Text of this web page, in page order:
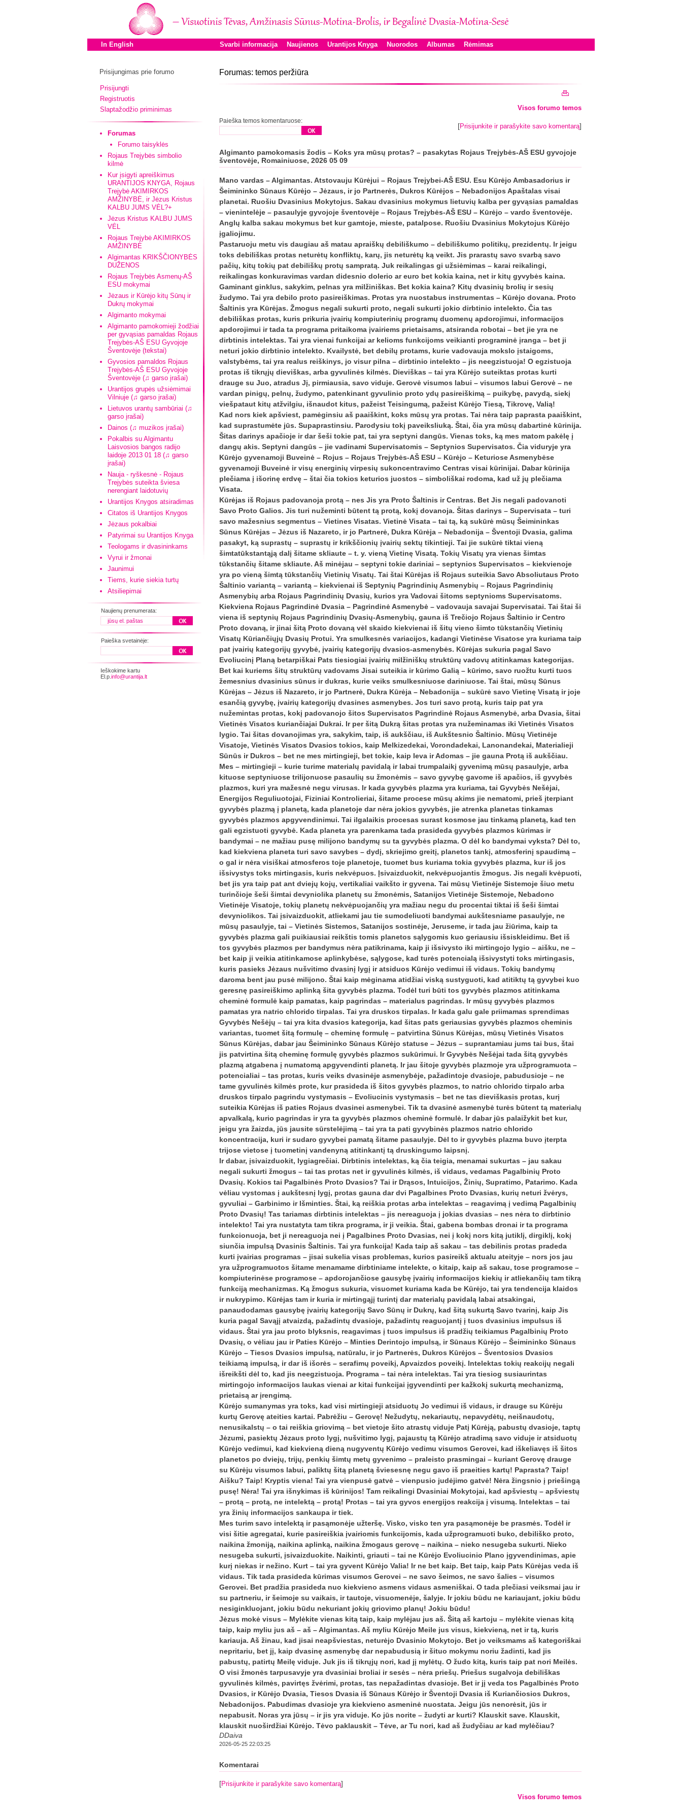
In English Svarbi informacija Naujienos Urantijos Knyga Nuorodos Albumas Rėmimas
Prisijungimas prie forumo
Prisijungti
Registruotis
Slaptažodžio priminimas
Forumas
Forumo taisyklės
Rojaus Trejybės simbolio
kilmė
Kur įsigyti apreiškimus
URANTIJOS KNYGA, Rojaus
Trejybė AKIMIRKOS
AMŽINYBĖ, ir Jėzus Kristus
KALBU JUMS VĖL?+
Jėzus Kristus KALBU JUMS
VĖL
Rojaus Trejybė AKIMIRKOS
AMŽINYBĖ
Algimantas KRIKŠČIONYBĖS
DUŽENOS
Rojaus Trejybės Asmenų-AŠ
ESU mokymai
Jėzaus ir Kūrėjo kitų Sūnų ir
Dukrų mokymai
Algimanto mokymai
Algimanto pamokomieji žodžiai
per gyvąsias pamaldas Rojaus
Trejybės-AŠ ESU Gyvojoje
Šventovėje (tekstai)
Gyvosios pamaldos Rojaus
Trejybės-AŠ ESU Gyvojoje
Šventovėje (♫ garso įrašai)
Urantijos grupės užsiėmimai
Vilniuje (♫ garso įrašai)
Lietuvos urantų sambūriai (♫
garso įrašai)
Dainos (♫ muzikos įrašai)
Pokalbis su Algimantu
Laisvosios bangos radijo
laidoje 2013 01 18 (♫ garso
įrašai)
Nauja - ryškesnė - Rojaus
Trejybės suteikta šviesa
nerengiant laidotuvių
Urantijos Knygos atsiradimas
Citatos iš Urantijos Knygos
Jėzaus pokalbiai
Patyrimai su Urantijos Knyga
Teologams ir dvasininkams
Vyrui ir žmonai
Jaunimui
Tiems, kurie siekia turtų
Atsiliepimai
Naujienų prenumerata:
Paieška svetainėje:
Ieškokime kartu
El.p. info@urantija.lt
Forumas: temos peržiūra
Visos forumo temos
Paieška temos komentaruose:
[Prisijunkite ir parašykite savo komentarą]
Algimanto pamokomasis žodis – Koks yra mūsų protas? – pasakytas Rojaus Trejybės-AŠ ESU gyvojoje
šventovėje, Romainiuose, 2026 05 09
Mano vardas – Algimantas. Atstovauju Kūrėjui – Rojaus Trejybei-AŠ ESU. Esu Kūrėjo Ambasadorius ir
Šeimininko Sūnaus Kūrėjo – Jėzaus, ir jo Partnerės, Dukros Kūrėjos – Nebadonijos Apaštalas visai
planetai. Ruošiu Dvasinius Mokytojus. Sakau dvasinius mokymus lietuvių kalba per gyvąsias pamaldas
– vienintelėje – pasaulyje gyvojoje šventovėje – Rojaus Trejybės-AŠ ESU – Kūrėjo – vardo šventovėje.
Anglų kalba sakau mokymus bet kur gamtoje, mieste, patalpose. Ruošiu Dvasinius Mokytojus Kūrėjo
įgaliojimu.
Pastaruoju metu vis daugiau aš matau apraiškų debiliškumo – debiliškumo politikų, prezidentų. Ir jeigu
toks debiliškas protas neturėtų konfliktų, karų, jis neturėtų ką veikt. Jis prarastų savo svarbą savo
pačių, kitų tokių pat debiliškų protų sampratą. Juk reikalingas gi užsiėmimas – karai reikalingi,
reikalingas konkuravimas vardan didesnio dolerio ar euro bet kokia kaina, net ir kitų gyvybės kaina.
Gaminant ginklus, sakykim, pelnas yra milžiniškas. Bet kokia kaina? Kitų dvasinių brolių ir sesių
žudymo. Tai yra debilo proto pasireiškimas. Protas yra nuostabus instrumentas – Kūrėjo dovana. Proto
Šaltinis yra Kūrėjas. Žmogus negali sukurti proto, negali sukurti jokio dirbtinio intelekto. Čia tas
debiliškas protas, kuris prikuria įvairių kompiuterinių programų duomenų apdorojimui, informacijos
apdorojimui ir tada ta programa pritaikoma įvairiems prietaisams, atsiranda robotai – bet jie yra ne
dirbtinis intelektas. Tai yra vienai funkcijai ar kelioms funkcijoms veikianti programinė įranga – bet ji
neturi jokio dirbtinio intelekto. Kvailystė, bet debilų protams, kurie vadovauja mokslo įstaigoms,
valstybėms, tai yra realus reiškinys, jo visur pilna – dirbtinio intelekto – jis neegzistuoja! O egzistuoja
protas iš tikrųjų dieviškas, arba gyvulinės kilmės. Dieviškas – tai yra Kūrėjo suteiktas protas kurti
drauge su Juo, atradus Jį, pirmiausia, savo viduje. Gerovė visumos labui – visumos labui Gerovė – ne
vardan pinigų, pelnų, žudymo, patenkinant gyvulinio proto ydų pasireiškimą – puikybę, pavydą, siekį
viešpataut kitų atžvilgiu, išnaudot kitus, pažeist Teisingumą, pažeist Kūrėjo Tiesą, Tikrovę, Valią!
Kad nors kiek apšviest, pamėginsiu aš paaiškint, koks mūsų yra protas. Tai nėra taip paprasta paaiškint,
kad suprastumėte jūs. Supaprastinsiu. Parodysiu tokį paveiksliuką. Štai, čia yra mūsų dabartinė kūrinija.
Šitas darinys apačioje ir dar šeši tokie pat, tai yra septyni dangūs. Vienas toks, ką mes matom pakėlę į
dangų akis. Septyni dangūs – jie vadinami Supervisatomis – Septynios Supervisatos. Čia viduryje yra
Kūrėjo gyvenamoji Buveinė – Rojus – Rojaus Trejybės-AŠ ESU – Kūrėjo – Keturiose Asmenybėse
gyvenamoji Buveinė ir visų energinių virpesių sukoncentravimo Centras visai kūrinijai. Dabar kūrinija
plečiama į išorinę erdvę – štai čia tokios keturios juostos – simboliškai rodoma, kad už jų plečiama
Visata.
Kūrėjas iš Rojaus padovanoja protą – nes Jis yra Proto Šaltinis ir Centras. Bet Jis negali padovanoti
Savo Proto Galios. Jis turi nužeminti būtent tą protą, kokį dovanoja. Šitas darinys – Supervisata – turi
savo mažesnius segmentus – Vietines Visatas. Vietinė Visata – tai tą, ką sukūrė mūsų Šeimininkas
Sūnus Kūrėjas – Jėzus iš Nazareto, ir jo Partnerė, Dukra Kūrėja – Nebadonija – Šventoji Dvasia, galima
pasakyt, ką suprastų – suprastų ir krikščionių įvairių sektų tikintieji. Tai jie sukūrė tiktai vieną
šimtatūkstantąją dalį šitame skliaute – t. y. vieną Vietinę Visatą. Tokių Visatų yra vienas šimtas
tūkstančių šitame skliaute. Aš minėjau – septyni tokie dariniai – septynios Supervisatos – kiekvienoje
yra po vieną šimtą tūkstančių Vietinių Visatų. Tai štai Kūrėjas iš Rojaus suteikia Savo Absoliutaus Proto
Šaltinio variantą – variantą – kiekvienai iš Septynių Pagrindinių Asmenybių – Rojaus Pagrindinių
Asmenybių arba Rojaus Pagrindinių Dvasių, kurios yra Vadovai šitoms septynioms Supervisatoms.
Kiekviena Rojaus Pagrindinė Dvasia – Pagrindinė Asmenybė – vadovauja savajai Supervisatai. Tai štai ši
viena iš septynių Rojaus Pagrindinių Dvasių-Asmenybių, gauna iš Trečiojo Rojaus Šaltinio ir Centro
Proto dovaną, ir jinai šitą Proto dovaną vėl skaido kiekvienai iš šitų vieno šimto tūkstančių Vietinių
Visatų Kūriančiųjų Dvasių Protui. Yra smulkesnės variacijos, kadangi Vietinėse Visatose yra kuriama taip
pat įvairių kategorijų gyvybė, įvairių kategorijų dvasios-asmenybės. Kūrėjas sukuria pagal Savo
Evoliucinį Planą betarpiškai Pats tiesiogiai įvairių milžiniškų struktūrų vadovų atitinkamas kategorijas.
Bet kai kuriems šitų struktūrų vadovams Jisai suteikia ir kūrimo Galią – kūrimo, savo ruožtu kurti tuos
žemesnius dvasinius sūnus ir dukras, kurie veiks smulkesniuose dariniuose. Tai štai, mūsų Sūnus
Kūrėjas – Jėzus iš Nazareto, ir jo Partnerė, Dukra Kūrėja – Nebadonija – sukūrė savo Vietinę Visatą ir joje
esančią gyvybę, įvairių kategorijų dvasines asmenybes. Jos turi savo protą, kuris taip pat yra
nužemintas protas, kokį padovanojo šitos Supervisatos Pagrindinė Rojaus Asmenybė, arba Dvasia, šitai
Vietinės Visatos kuriančiajai Dukrai. Ir per šitą Dukrą šitas protas yra nužeminamas iki Vietinės Visatos
lygio. Tai šitas dovanojimas yra, sakykim, taip, iš aukščiau, iš Aukštesnio Šaltinio. Mūsų Vietinėje
Visatoje, Vietinės Visatos Dvasios tokios, kaip Melkizedekai, Vorondadekai, Lanonandekai, Materialieji
Sūnūs ir Dukros – bet ne mes mirtingieji, bet tokie, kaip Ieva ir Adomas – jie gauna Protą iš aukščiau.
Mes – mirtingieji – kurie turime materialų pavidalą ir labai trumpalaikį gyvenimą mūsų pasaulyje, arba
kituose septyniuose trilijonuose pasaulių su žmonėmis – savo gyvybę gavome iš apačios, iš gyvybės
plazmos, kuri yra mažesnė negu virusas. Ir kada gyvybės plazma yra kuriama, tai Gyvybės Nešėjai,
Energijos Reguliuotojai, Fiziniai Kontrolieriai, šitame procese mūsų akims jie nematomi, prieš įterpiant
gyvybės plazmą į planetą, kada planetoje dar nėra jokios gyvybės, jie atrenka planetas tinkamas
gyvybės plazmos apgyvendinimui. Tai ilgalaikis procesas surast kosmose jau tinkamą planetą, kad ten
gali egzistuoti gyvybė. Kada planeta yra parenkama tada prasideda gyvybės plazmos kūrimas ir
bandymai – ne mažiau pusę milijono bandymų su ta gyvybės plazma. O dėl ko bandymai vyksta? Dėl to,
kad kiekviena planeta turi savo savybes – dydį, skriejimo greitį, planetos tankį, atmosferinį spaudimą –
o gal ir nėra visiškai atmosferos toje planetoje, tuomet bus kuriama tokia gyvybės plazma, kur iš jos
išsivystys toks mirtingasis, kuris nekvėpuos. Įsivaizduokit, nekvėpuojantis žmogus. Jis negali kvėpuoti,
bet jis yra taip pat ant dviejų kojų, vertikaliai vaikšto ir gyvena. Tai mūsų Vietinėje Sistemoje šiuo metu
turinčioje šeši šimtai devyniolika planetų su žmonėmis, Satanijos Vietinėje Sistemoje, Nebadono
Vietinėje Visatoje, tokių planetų nekvėpuojančių yra mažiau negu du procentai tiktai iš šeši šimtai
devyniolikos. Tai įsivaizduokit, atliekami jau tie sumodeliuoti bandymai aukštesniame pasaulyje, ne
mūsų pasaulyje, tai – Vietinės Sistemos, Satanijos sostinėje, Jeruseme, ir tada jau žiūrima, kaip ta
gyvybės plazma gali puikiausiai reikštis tomis planetos sąlygomis kuo geriausiu išsiskleidimu. Bet iš
tos gyvybės plazmos per bandymus nėra patikrinama, kaip ji išsivysto iki mirtingojo lygio – aišku, ne –
bet kaip ji veikia atitinkamose aplinkybėse, sąlygose, kad turės potencialą išsivystyti toks mirtingasis,
kuris pasieks Jėzaus nušvitimo dvasinį lygį ir atsiduos Kūrėjo vedimui iš vidaus. Tokių bandymų
daroma bent jau pusė milijono. Štai kaip mėginama atidžiai viską sustyguoti, kad atitiktų tą gyvybei kuo
geresnę pasireiškimo aplinką šita gyvybės plazma. Todėl turi būti tos gyvybės plazmos atitinkama
cheminė formulė kaip pamatas, kaip pagrindas – materialus pagrindas. Ir mūsų gyvybės plazmos
pamatas yra natrio chlorido tirpalas. Tai yra druskos tirpalas. Ir kada galu gale priimamas sprendimas
Gyvybės Nešėjų – tai yra kita dvasios kategorija, kad šitas pats geriausias gyvybės plazmos cheminis
variantas, tuomet šitą formulę – cheminę formulę – patvirtina Sūnus Kūrėjas, mūsų Vietinės Visatos
Sūnus Kūrėjas, dabar jau Šeimininko Sūnaus Kūrėjo statuse – Jėzus – suprantamiau jums tai bus, štai
jis patvirtina šitą cheminę formulę gyvybės plazmos sukūrimui. Ir Gyvybės Nešėjai tada šitą gyvybės
plazmą atgabena į numatomą apgyvendinti planetą. Ir jau šitoje gyvybės plazmoje yra užprogramuota –
potencialiai – tas protas, kuris veiks dvasinėje asmenybėje, pažadintoje dvasioje, pabudusioje – ne
tame gyvulinės kilmės prote, kur prasideda iš šitos gyvybės plazmos, to natrio chlorido tirpalo arba
druskos tirpalo pagrindu vystymasis – Evoliucinis vystymasis – bet ne tas dieviškasis protas, kurį
suteikia Kūrėjas iš paties Rojaus dvasinei asmenybei. Tik ta dvasinė asmenybė turės būtent tą materialų
apvalkalą, kurio pagrindas ir yra ta gyvybės plazmos cheminė formulė. Ir dabar jūs palaižykit bet kur,
jeigu yra žaizda, jūs jausite sūrstelėjimą – tai yra ta pati gyvybinės plazmos natrio chlorido
koncentracija, kuri ir sudaro gyvybei pamatą šitame pasaulyje. Dėl to ir gyvybės plazma buvo įterpta
trijose vietose į tuometinį vandenyną atitinkantį tą druskingumo laipsnį.
Ir dabar, įsivaizduokit, lygiagrečiai. Dirbtinis intelektas, ką čia teigia, menamai sukurtas – jau sakau
negali sukurti žmogus – tai tas protas net ir gyvulinės kilmės, iš vidaus, vedamas Pagalbinių Proto
Dvasių. Kokios tai Pagalbinės Proto Dvasios? Tai ir Drąsos, Intuicijos, Žinių, Supratimo, Patarimo. Kada
vėliau vystomas į aukštesnį lygį, protas gauna dar dvi Pagalbines Proto Dvasias, kurių neturi žvėrys,
gyvuliai – Garbinimo ir Išminties. Štai, ką reiškia protas arba intelektas – reagavimą į vedimą Pagalbinių
Proto Dvasių! Tas tariamas dirbtinis intelektas – jis nereaguoja į jokias dvasias – nes nėra to dirbtinio
intelekto! Tai yra nustatyta tam tikra programa, ir ji veikia. Štai, gabena bombas dronai ir ta programa
funkcionuoja, bet ji nereaguoja nei į Pagalbines Proto Dvasias, nei į kokį nors kitą jutiklį, dirgiklį, kokį
siunčia impulsą Dvasinis Šaltinis. Tai yra funkcija! Kada taip aš sakau – tas debilinis protas pradeda
kurti įvairias programas – jisai sukelia visas problemas, kurios pasireikš aktualu ateityje – nors jos jau
yra užprogramuotos šitame menamame dirbtiniame intelekte, o kitaip, kaip aš sakau, tose programose –
kompiuterinėse programose – apdorojančiose gausybę įvairių informacijos kiekių ir atliekančių tam tikrą
funkciją mechanizmas. Ką žmogus sukuria, visuomet kuriama kada be Kūrėjo, tai yra tendencija klaidos
ir nukrypimo. Kūrėjas tam ir kuria ir mirtingąjį turintį dar materialų pavidalą labai atsakingai,
panaudodamas gausybę įvairių kategorijų Savo Sūnų ir Dukrų, kad šitą sukurtą Savo tvarinį, kaip Jis
kuria pagal Savąjį atvaizdą, pažadintų dvasioje, pažadintų reaguojantį į tuos dvasinius impulsus iš
vidaus. Štai yra jau proto blyksnis, reagavimas į tuos impulsus iš pradžių teikiamus Pagalbinių Proto
Dvasių, o vėliau jau ir Paties Kūrėjo – Minties Derintojo impulsą, ir Sūnaus Kūrėjo – Šeimininko Sūnaus
Kūrėjo – Tiesos Dvasios impulsą, natūralu, ir jo Partnerės, Dukros Kūrėjos – Šventosios Dvasios
teikiamą impulsą, ir dar iš išorės – serafimų poveikį, Apvaizdos poveikį. Intelektas tokių reakcijų negali
išreikšti dėl to, kad jis neegzistuoja. Programa – tai nėra intelektas. Tai yra tiesiog susiaurintas
mirtingojo informacijos laukas vienai ar kitai funkcijai įgyvendinti per kažkokį sukurtą mechanizmą,
prietaisą ar įrengimą.
Kūrėjo sumanymas yra toks, kad visi mirtingieji atsiduotų Jo vedimui iš vidaus, ir drauge su Kūrėju
kurtų Gerovę ateities kartai. Pabrėžiu – Gerovę! Nežudytų, nekariautų, nepavydėtų, neišnaudotų,
nenusikalstų – o tai reiškia griovimą – bet vietoje šito atrastų viduje Patį Kūrėją, pabustų dvasioje, taptų
Jėzumi, pasiektų Jėzaus proto lygį, nušvitimo lygį, pajaustų tą Kūrėjo atradimą savo viduje ir atsiduotų
Kūrėjo vedimui, kad kiekvieną dieną nugyventų Kūrėjo vedimu visumos Gerovei, kad iškeliavęs iš šitos
planetos po dviejų, trijų, penkių šimtų metų gyvenimo – praleisto prasmingai – kuriant Gerovę drauge
su Kūrėju visumos labui, paliktų šitą planetą šviesesnę negu gavo iš praeities kartų! Paprasta? Taip!
Aišku? Taip! Kryptis viena! Tai yra vienpusė gatvė – vienpusio judėjimo gatvė! Nėra žingsnio į priešingą
pusę! Nėra! Tai yra išnykimas iš kūrinijos! Tam reikalingi Dvasiniai Mokytojai, kad apšviestų – apšviestų
– protą – protą, ne intelektą – protą! Protas – tai yra gyvos energijos reakcija į visumą. Intelektas – tai
yra žinių informacijos sankaupa ir tiek.
Mes turim savo intelektą ir pasąmonėje užteršę. Visko, visko ten yra pasąmonėje be prasmės. Todėl ir
visi šitie agregatai, kurie pasireiškia įvairiomis funkcijomis, kada užprogramuoti buko, debiliško proto,
naikina žmoniją, naikina aplinką, naikina žmogaus gerovę – naikina – nieko nesugeba sukurti. Nieko
nesugeba sukurti, įsivaizduokite. Naikinti, griauti – tai ne Kūrėjo Evoliucinio Plano įgyvendinimas, apie
kurį niekas ir nežino. Kurt – tai yra gyvent Kūrėjo Valia! Ir ne bet kaip. Bet taip, kaip Pats Kūrėjas veda iš
vidaus. Tik tada prasideda kūrimas visumos Gerovei – ne savo šeimos, ne savo šalies – visumos
Gerovei. Bet pradžia prasideda nuo kiekvieno asmens vidaus asmeniškai. O tada plečiasi veiksmai jau ir
su partneriu, ir šeimoje su vaikais, ir tautoje, visuomenėje, šalyje. Ir jokiu būdu ne kariaujant, jokiu būdu
nesiginkluojant, jokiu būdu nekuriant jokių griovimo planų! Jokiu būdu!
Jėzus mokė visus – Mylėkite vienas kitą taip, kaip mylėjau jus aš. Šitą aš kartoju – mylėkite vienas kitą
taip, kaip myliu jus aš – aš – Algimantas. Aš myliu Kūrėjo Meile jus visus, kiekvieną, net ir tą, kuris
kariauja. Aš žinau, kad jisai neapšviestas, neturėjo Dvasinio Mokytojo. Bet jo veiksmams aš kategoriškai
nepritariu, bet jį, kaip dvasinę asmenybę dar nepabudusią ir šituo mokymu noriu žadinti, kad jis
pabustų, patirtų Meilę viduje. Juk jis iš tikrųjų nori, kad jį mylėtų. O žudo kitą, kuris taip pat nori Meilės.
O visi žmonės tarpusavyje yra dvasiniai broliai ir sesės – nėra priešų. Priešus sugalvoja debiliškas
gyvulinės kilmės, pavirtęs žvėrimi, protas, tas nepažadintas dvasioje. Bet ir jį veda tos Pagalbinės Proto
Dvasios, ir Kūrėjo Dvasia, Tiesos Dvasia iš Sūnaus Kūrėjo ir Šventoji Dvasia iš Kuriančiosios Dukros,
Nebadonijos. Pabudimas dvasioje yra kiekvieno asmeninė nuostata. Jeigu jūs nenorėsit, jūs ir
nepabusit. Noras yra jūsų – ir jis yra viduje. Ko jūs norite – žudyti ar kurti? Klauskit save. Klauskit,
klauskit nuoširdžiai Kūrėjo. Tėvo paklauskit – Tėve, ar Tu nori, kad aš žudyčiau ar kad mylėčiau?
DDaiva
2026-05-25 22:03:25
Komentarai
[Prisijunkite ir parašykite savo komentarą]
Visos forumo temos